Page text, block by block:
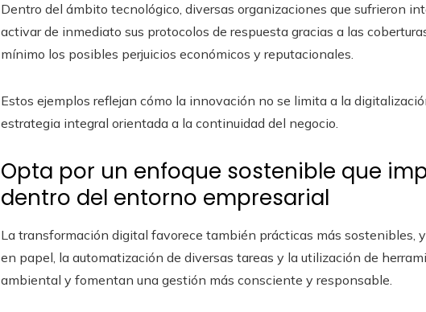
Dentro del ámbito tecnológico, diversas organizaciones que sufrieron
activar de inmediato sus protocolos de respuesta gracias a las
mínimo los posibles perjuicios económicos y reputacionales.
Estos ejemplos reflejan cómo la innovación no se limita a la
estrategia integral orientada a la continuidad del negocio.
Opta por un enfoque sostenible que
dentro del entorno empresarial
La transformación digital favorece también prácticas más sostenibles,
en papel, la automatización de diversas tareas y la utilización de
ambiental y fomentan una gestión más consciente y responsable.